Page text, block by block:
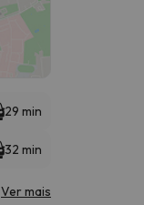
29 min
32 min
Ver mais